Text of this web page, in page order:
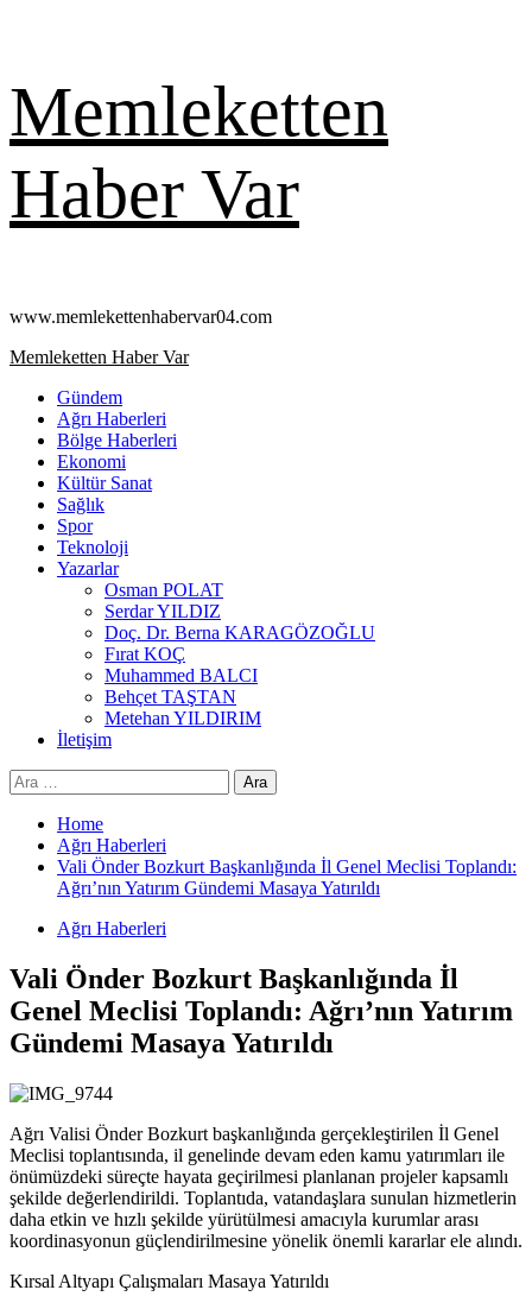
to
content
Memleketten
Haber Var
www.memlekettenhabervar04.com
Primary
Memleketten Haber Var
Gündem
Ağrı Haberleri
Bölge Haberleri
Ekonomi
Kültür Sanat
Sağlık
Spor
Teknoloji
Yazarlar
Osman POLAT
Serdar YILDIZ
Doç. Dr. Berna KARAGÖZOĞLU
Fırat KOÇ
Muhammed BALCI
Behçet TAŞTAN
Metehan YILDIRIM
İletişim
Arama:
Home
Ağrı Haberleri
Vali Önder Bozkurt Başkanlığında İl Genel Meclisi Toplandı:
Ağrı’nın Yatırım Gündemi Masaya Yatırıldı
Ağrı Haberleri
Vali Önder Bozkurt Başkanlığında İl
Genel Meclisi Toplandı: Ağrı’nın Yatırım
Gündemi Masaya Yatırıldı
Ağrı Valisi Önder Bozkurt başkanlığında gerçekleştirilen İl Genel
Meclisi toplantısında, il genelinde devam eden kamu yatırımları ile
önümüzdeki süreçte hayata geçirilmesi planlanan projeler kapsamlı
şekilde değerlendirildi. Toplantıda, vatandaşlara sunulan hizmetlerin
daha etkin ve hızlı şekilde yürütülmesi amacıyla kurumlar arası
koordinasyonun güçlendirilmesine yönelik önemli kararlar ele alındı.
Kırsal Altyapı Çalışmaları Masaya Yatırıldı